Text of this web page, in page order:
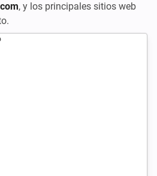
, y los principales sitios web